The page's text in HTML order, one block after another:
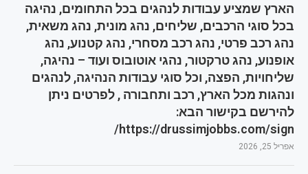
הארץ שמציע עבודות לנהגים בכל התחומים, נהיגה
בכל סוגי הרכבים, שליחים, נהג מונית, נהג משאית,
נהג רכב פרטי, נהג רכב מסחרי, נהג קטנוע, נהג
אופנוע, נהג טרקטור, נהגי אוטובוס ועוד – נהיגה,
שליחויות, הפצה, וכל סוגי עבודות הנהיגה, לנהגים
ונהגות מכל הארץ, רכב ותחבורה , לפרטים ניתן
להירשם בקישור הבא:
https://drussimjobbs.com/sign/
אפריל 25, 2026